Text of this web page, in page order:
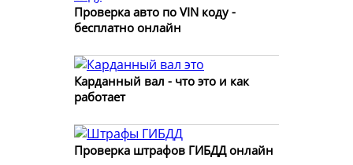
Проверка авто по VIN коду -
бесплатно онлайн
Карданный вал - что это и как
работает
Проверка штрафов ГИБДД онлайн